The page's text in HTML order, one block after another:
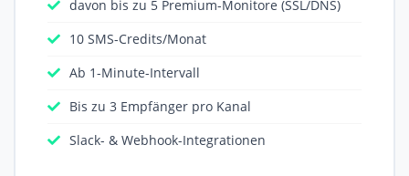
davon bis zu 5 Premium-Monitore (SSL/DNS)
10 SMS-Credits/Monat
Ab 1-Minute-Intervall
Bis zu 3 Empfänger pro Kanal
Slack- & Webhook-Integrationen